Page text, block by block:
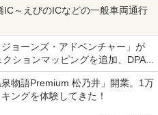
～えびのICなどの一般車両通行
ョーンズ・アドベンチャー」が
ションマッピングを追加、DPA
物語Premium 松乃井」開業。1万
ングを体験してきた！